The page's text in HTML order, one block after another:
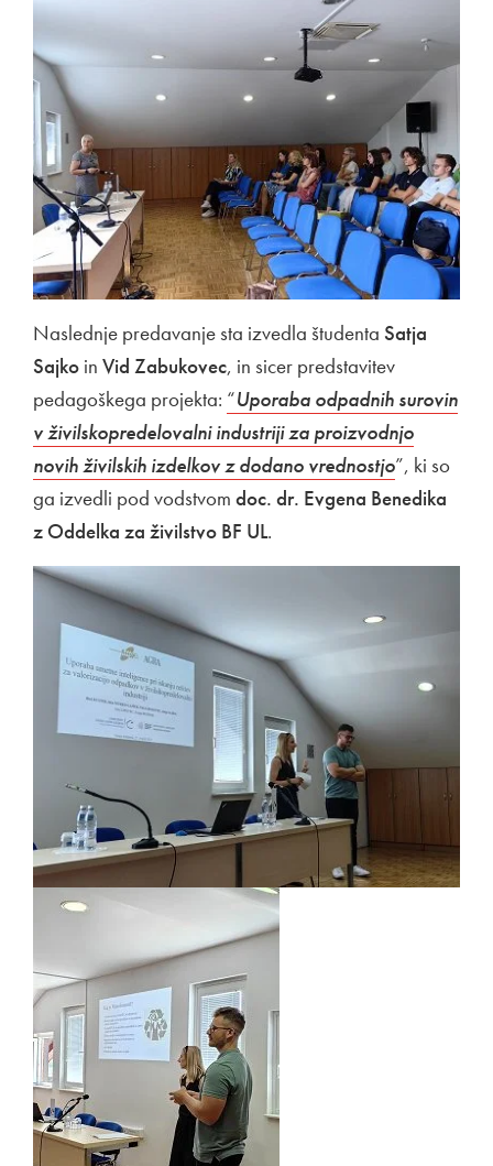
Naslednje predavanje sta izvedla študenta Satja
Sajko in Vid Zabukovec, in sicer predstavitev
pedagoškega projekta: “Uporaba odpadnih surovin
v živilskopredelovalni industriji za proizvodnjo
novih živilskih izdelkov z dodano vrednostjo”, ki so
ga izvedli pod vodstvom doc. dr. Evgena Benedika
z Oddelka za živilstvo BF UL.